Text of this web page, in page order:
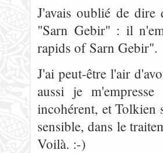
J'avais oublié de
"Sarn Gebir" : il
rapids of Sarn Gebir".
J'ai peut-être l'air
aussi je
incohérent, et Tolkien
sensible, dans le
Voilà. :-)